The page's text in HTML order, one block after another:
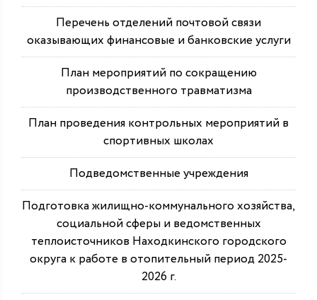
Перечень отделений почтовой связи
оказывающих финансовые и банковские услуги
План мероприятий по сокращению
производственного травматизма
План проведения контрольных мероприятий в
спортивных школах
Подведомственные учреждения
Подготовка жилищно-коммунального хозяйства,
социальной сферы и ведомственных
теплоисточников Находкинского городского
округа к работе в отопительный период 2025-
2026 г.